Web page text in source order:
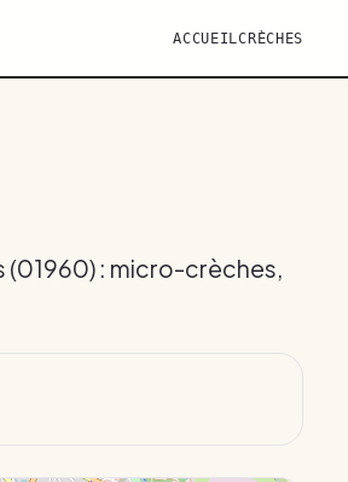
ACCUEILCRÈCHES
(01960) : micro-crèches,